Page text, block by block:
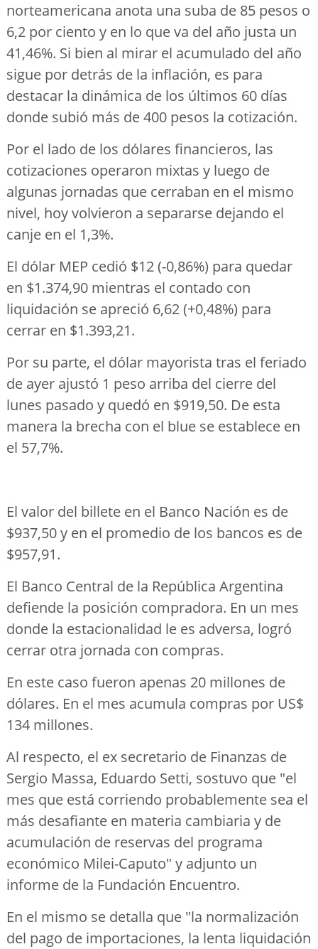
norteamericana anota una suba de 85 pesos o
6,2 por ciento y en lo que va del año justa un
41,46%. Si bien al mirar el acumulado del año
sigue por detrás de la inflación, es para
destacar la dinámica de los últimos 60 días
donde subió más de 400 pesos la cotización.
Por el lado de los dólares financieros, las
cotizaciones operaron mixtas y luego de
algunas jornadas que cerraban en el mismo
nivel, hoy volvieron a separarse dejando el
canje en el 1,3%.
El dólar MEP cedió $12 (-0,86%) para quedar
en $1.374,90 mientras el contado con
liquidación se apreció 6,62 (+0,48%) para
cerrar en $1.393,21.
Por su parte, el dólar mayorista tras el feriado
de ayer ajustó 1 peso arriba del cierre del
lunes pasado y quedó en $919,50. De esta
manera la brecha con el blue se establece en
el 57,7%.
El valor del billete en el Banco Nación es de
$937,50 y en el promedio de los bancos es de
$957,91.
El Banco Central de la República Argentina
defiende la posición compradora. En un mes
donde la estacionalidad le es adversa, logró
cerrar otra jornada con compras.
En este caso fueron apenas 20 millones de
dólares. En el mes acumula compras por US$
134 millones.
Al respecto, el ex secretario de Finanzas de
Sergio Massa, Eduardo Setti, sostuvo que "el
mes que está corriendo probablemente sea el
más desafiante en materia cambiaria y de
acumulación de reservas del programa
económico Milei-Caputo" y adjunto un
informe de la Fundación Encuentro.
En el mismo se detalla que "la normalización
del pago de importaciones, la lenta liquidación